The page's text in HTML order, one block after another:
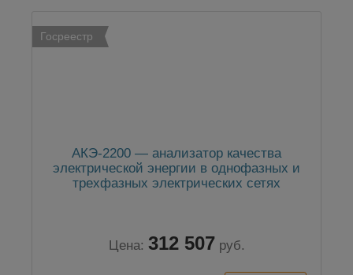
Госреестр
АКЭ-2200 — анализатор качества
электрической энергии в однофазных и
трехфазных электрических сетях
Цена: 312 507 руб.